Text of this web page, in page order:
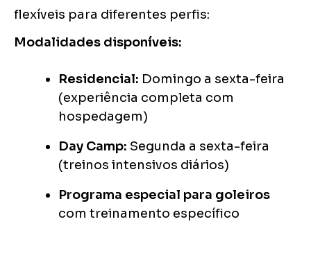
flexíveis para diferentes perfis:
Modalidades disponíveis:
Residencial: Domingo a sexta-feira
(experiência completa com
hospedagem)
Day Camp: Segunda a sexta-feira
(treinos intensivos diários)
Programa especial para goleiros
com treinamento específico